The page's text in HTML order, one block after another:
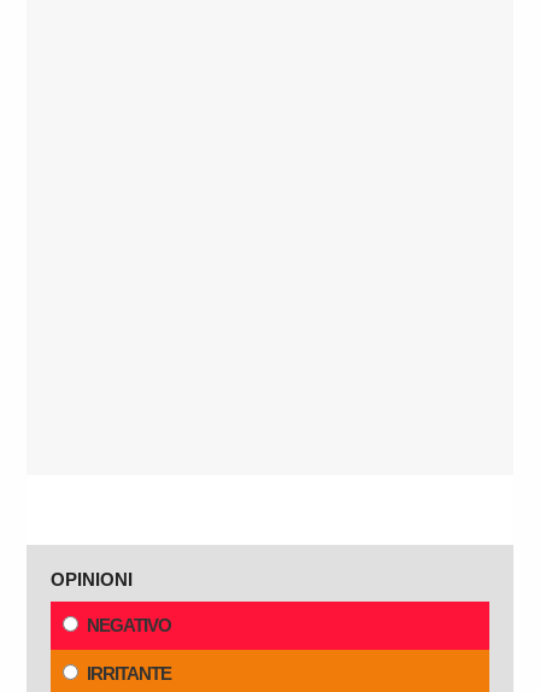
OPINIONI
NEGATIVO
IRRITANTE